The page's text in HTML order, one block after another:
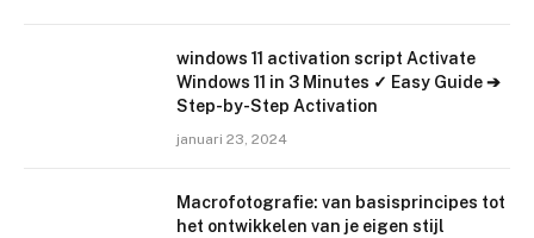
windows 11 activation script Activate
Windows 11 in 3 Minutes ✓ Easy Guide ➔
Step-by-Step Activation
januari 23, 2024
Macrofotografie: van basisprincipes tot
het ontwikkelen van je eigen stijl